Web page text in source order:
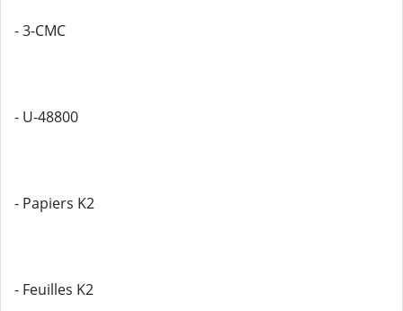
- 3-CMC
- U-48800
- Papiers K2
- Feuilles K2